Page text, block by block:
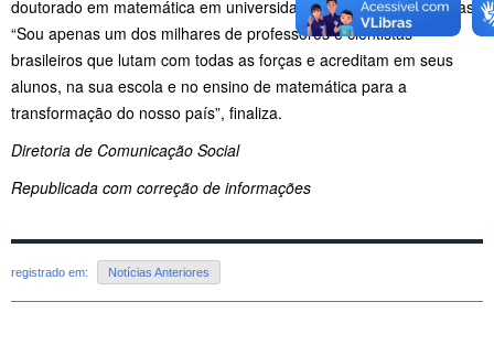
doutorado em matemática em universidades públicas prestigiadas.
“Sou apenas um dos milhares de professores e cientistas
brasileiros que lutam com todas as forças e acreditam em seus
alunos, na sua escola e no ensino de matemática para a
transformação do nosso país”, finaliza.
Diretoria de Comunicação Social
Republicada com correção de informações
registrado em: Notícias Anteriores